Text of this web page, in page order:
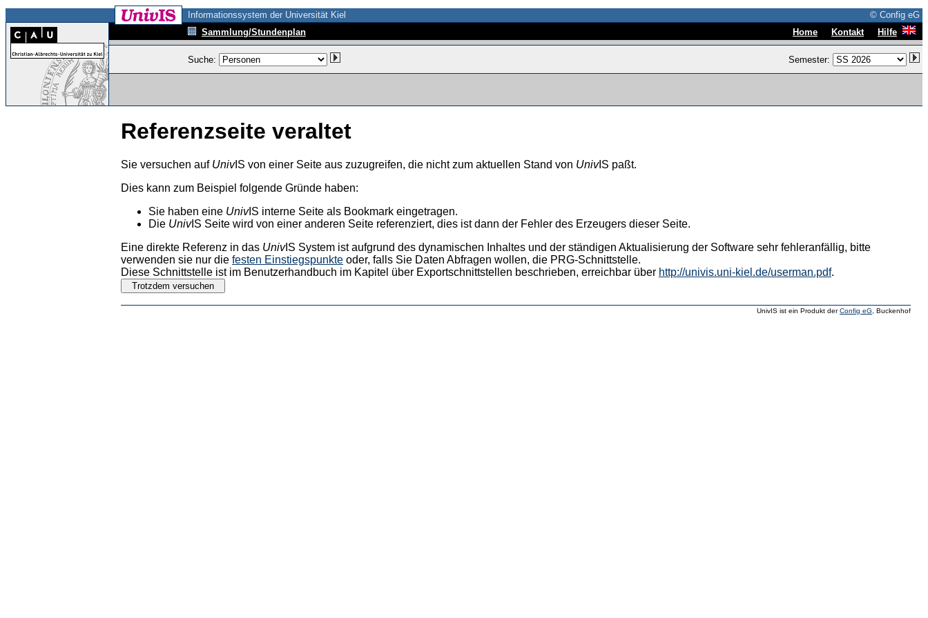
Informationssystem der Universität Kiel
© Config eG
Sammlung/Stundenplan
Home Kontakt Hilfe
Suche: Semester:
Referenzseite veraltet
Sie versuchen auf UnivIS von einer Seite aus zuzugreifen, die nicht zum aktuellen Stand von UnivIS paßt.
Dies kann zum Beispiel folgende Gründe haben:
Sie haben eine UnivIS interne Seite als Bookmark eingetragen.
Die UnivIS Seite wird von einer anderen Seite referenziert, dies ist dann der Fehler des Erzeugers dieser Seite.
Eine direkte Referenz in das UnivIS System ist aufgrund des dynamischen Inhaltes und der ständigen Aktualisierung der Software sehr fehleranfällig, bitte
verwenden sie nur die festen Einstiegspunkte oder, falls Sie Daten Abfragen wollen, die PRG-Schnittstelle.
Diese Schnittstelle ist im Benutzerhandbuch im Kapitel über Exportschnittstellen beschrieben, erreichbar über http://univis.uni-kiel.de/userman.pdf.
UnivIS ist ein Produkt derConfig eG , Buckenhof